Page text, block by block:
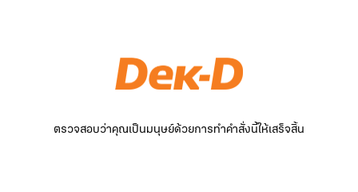
ตรวจสอบว่าคุณเป็นมนุษย์ด้วยการทำคำสั่งนี้ให้เสร็จสิ้น